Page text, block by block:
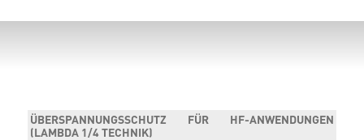
ÜBERSPANNUNGSSCHUTZ FÜR HF-ANWENDUNGEN
(LAMBDA 1/4 TECHNIK)